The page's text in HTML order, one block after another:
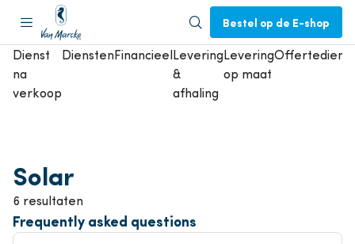
Bestel op de E-shop
Dienst
na
verkoop
DienstenFinancieelLevering
&
afhaling
Levering
op maat
Offertedienst
Solar
6 resultaten
Frequently asked questions